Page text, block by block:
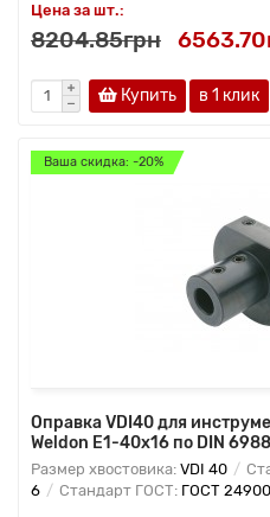
Цена за шт.:
8204.85грн
Купить в 1 клик
Ваша скидка: -20%
Оправка VDI40 для
Weldon Е1-40х16 по DIN
Размер хвостовика: VDI 40
6
Стандарт ГОСТ: ГОСТ